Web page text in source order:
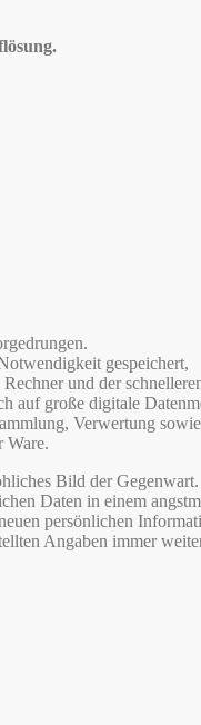
gespeichert,
und der
auf große digitale
Verwertung
Ware.
Bild der Gegenwart.
Daten in einem
persönlichen
Angaben immer